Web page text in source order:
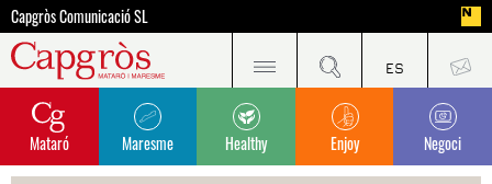
Capgròs Comunicació SL
Mataró Maresme Healthy Enjoy Negoci